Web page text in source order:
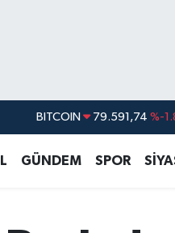
DOLAR 45,43620
GÜNDEM SPOR